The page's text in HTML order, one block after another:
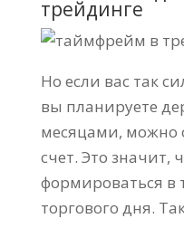
трейдинге
Но если вас так
вы планируете
месяцами, можно
счет. Это значит,
формироваться в
торгового дня.